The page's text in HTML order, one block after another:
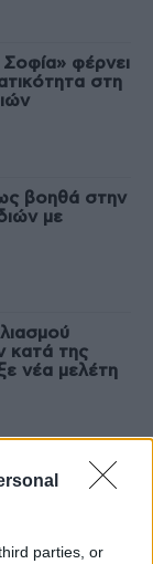
parties, or
φέρνει
στη
βοηθά στην
με
κατά της
νέα μελέτη
και γονέων:
στο